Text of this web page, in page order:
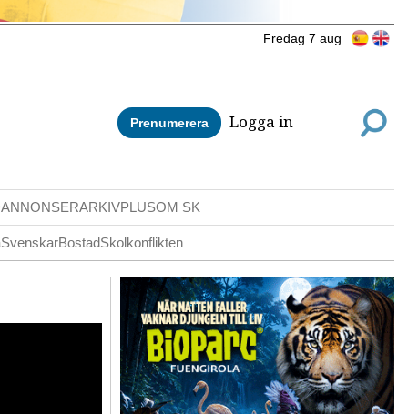
Fredag 7 aug
Prenumerera Logga in
ARKIVPLUSOM SK
SvenskarBostadSkolkonflikten